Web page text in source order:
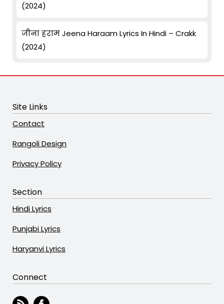
(2024)
जीना हराम Jeena Haraam Lyrics In Hindi – Crakk
(2024)
Site Links
Contact
Rangoli Design
Privacy Policy
Section
Hindi Lyrics
Punjabi Lyrics
Haryanvi Lyrics
Connect